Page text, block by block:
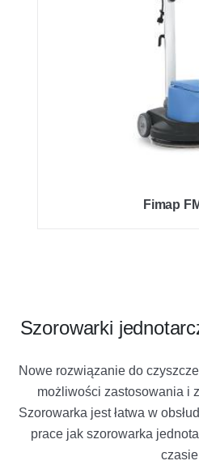
Fimap
Szorowarki
Nowe rozwiązanie do
możliwości zastosowania i
Szorowarka jest łatwa w
prace jak szorowarka